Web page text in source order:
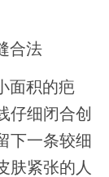
合法
面积的疤
仔细闭合创
下一条较细
肤紧张的人